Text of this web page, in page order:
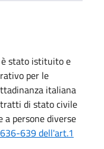
stato istituito e
per le
italiana
di stato civile
persone diverse
639 dell'art.1